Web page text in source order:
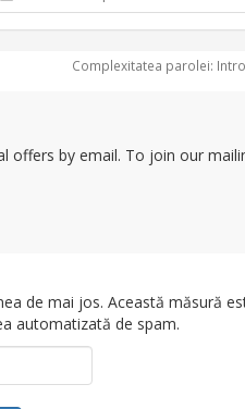
Complexitatea parolei:
offers by email. To join our
de mai jos. Această măsură
automatizată de spam.